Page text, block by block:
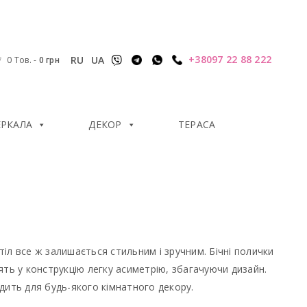
0 Тов. - 0 грн RU UA +38097 22 88 222
ДЕКОР ТЕРАСА
все ж залишається стильним і зручним. Бічні полички
у конструкцію легку асиметрію, збагачуючи дизайн.
для будь-якого кімнатного декору.